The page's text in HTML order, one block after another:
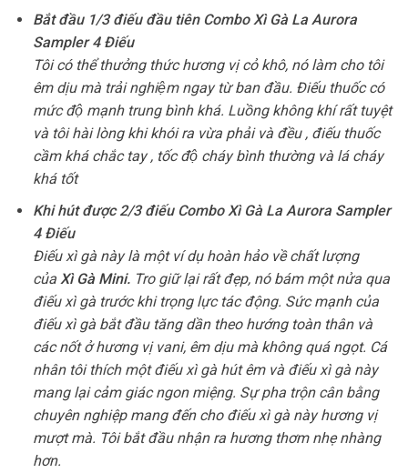
Bắt đầu 1/3 điếu đầu tiên Combo Xì Gà La Aurora
Sampler 4 Điếu
Tôi có thể thưởng thức hương vị cỏ khô, nó làm cho tôi
êm dịu mà trải nghiệm ngay từ ban đầu. Điếu thuốc có
mức độ mạnh trung bình khá. Luồng không khí rất tuyệt
và tôi hài lòng khi khói ra vừa phải và đều , điếu thuốc
cầm khá chắc tay , tốc độ cháy bình thường và lá cháy
khá tốt
Khi hút được 2/3 điếu Combo Xì Gà La Aurora Sampler
4 Điếu
Điếu xì gà này là một ví dụ hoàn hảo về chất lượng
của Xì Gà Mini.Tro giữ lại rất đẹp, nó bám một nửa qua
điếu xì gà trước khi trọng lực tác động. Sức mạnh của
điếu xì gà bắt đầu tăng dần theo hướng toàn thân và
các nốt ở hương vị vani, êm dịu mà không quá ngọt. Cá
nhân tôi thích một điếu xì gà hút êm và điếu xì gà này
mang lại cảm giác ngon miệng. Sự pha trộn cân bằng
chuyên nghiệp mang đến cho điếu xì gà này hương vị
mượt mà. Tôi bắt đầu nhận ra hương thơm nhẹ nhàng
hơn.